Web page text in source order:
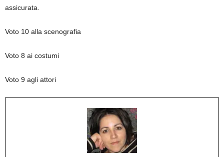
assicurata.
Voto 10 alla scenografia
Voto 8 ai costumi
Voto 9 agli attori